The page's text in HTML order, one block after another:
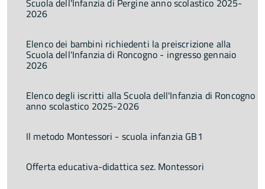
Scuola dell'Infanzia di Pergine anno scolastico 2025-
2026
Elenco dei bambini richiedenti la preiscrizione alla
Scuola dell'Infanzia di Roncogno - ingresso gennaio
2026
Elenco degli iscritti alla Scuola dell'Infanzia di Roncogno
anno scolastico 2025-2026
Il metodo Montessori - scuola infanzia GB1
Offerta educativa-didattica sez. Montessori